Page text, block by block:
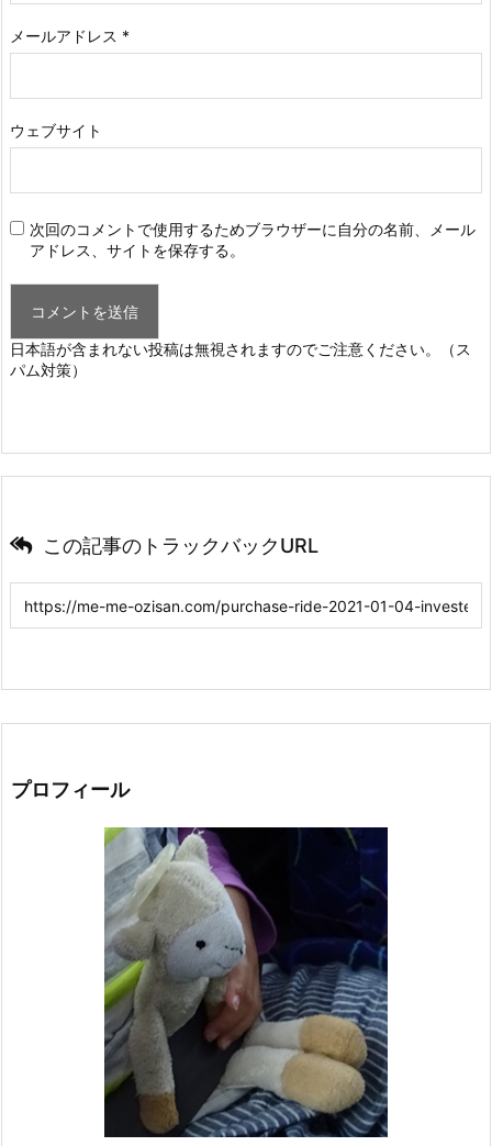
メールアドレス *
ウェブサイト
次回のコメントで使用するためブラウザーに自分の名前、メール
アドレス、サイトを保存する。
日本語が含まれない投稿は無視されますのでご注意ください。（ス
パム対策）
この記事のトラックバックURL
プロフィール